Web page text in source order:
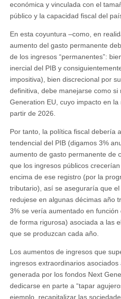
económica y vinculada con el
público y la capacidad fiscal del
En esta coyuntura –como, en
aumento del gasto permanente
de los ingresos “permanentes”:
inercial del PIB y
impositiva), bien discrecional por
definitiva, debe manejarse como si
Generation EU, cuyo impacto en
partir de 2026.
Por tanto, la política fiscal debería
tendencial del PIB (digamos 3%
aumento de gasto permanente de
que los ingresos públicos
encima de ese registro (por la
tributario), así se aseguraría que
redujese en algunas décimas año
3% se vería aumentado en
de forma rigurosa) asociada a las
que se produzcan cada año.
Los aumentos de ingresos que
ingresos extraordinarios
generada por los fondos Next
dedicarse en parte a “tapar
ejemplo, recapitalizar las